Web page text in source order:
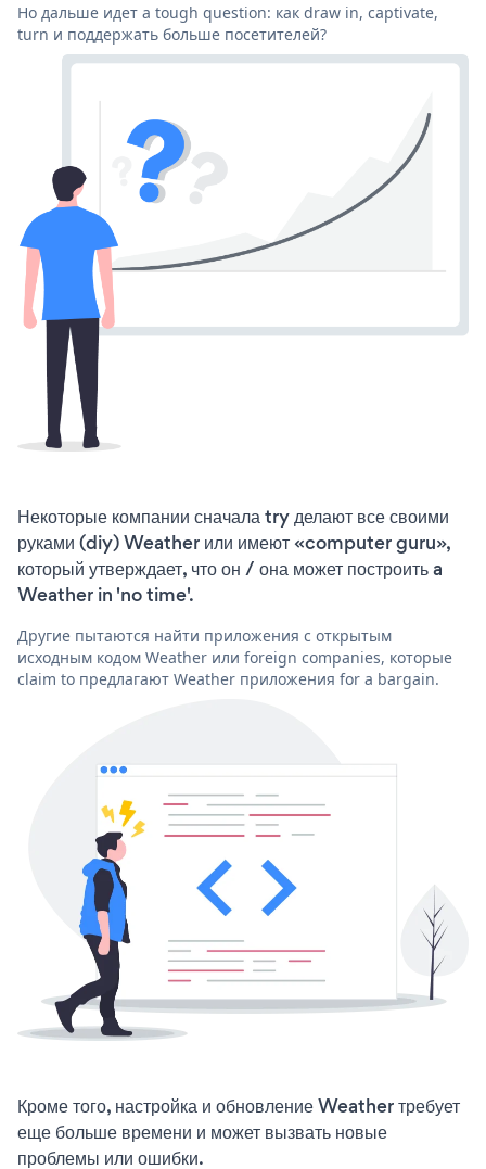
Но дальше идет a tough question: как draw in, captivate,
turn и поддержать больше посетителей?
Некоторые компании сначала try делают все своими
руками (diy) Weather или имеют «computer guru»,
который утверждает, что он / она может построить a
Weather in 'no time'.
Другие пытаются найти приложения с открытым
исходным кодом Weather или foreign companies, которые
claim to предлагают Weather приложения for a bargain.
Кроме того, настройка и обновление Weather требует
еще больше времени и может вызвать новые
проблемы или ошибки.